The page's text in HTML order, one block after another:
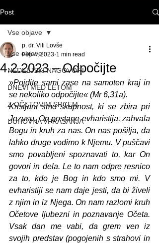
Post
Vse objave
NEDELJSKI NAGOVORI
DNEVI MED LETOM
Z OČETOVIM SRCEM
DUHOVNA VPRAŠANJA
Vse objave
4.2.2023 – Odpočijte
p. dr. Vili Lovše
Feb 4, 2023 1 min read
»Pojdite sami zase na samoten kraj in
se nekoliko odpočijte« (Mr 6,31a).
Kristjani smo skupnost, ki se zbira pri
Jezusu. On postane evharistija, zahvala
Bogu in kruh za nas. On nas pošilja, da
lahko druge vodimo k Njemu. V puščavi
smo povabljeni spoznavati to, kar On
govori in dela. Le to nam odpre resnico
za to, kdo je Bog in kdo smo mi. V
evharistiji se nam daje jesti, da bi živeli
z njim in iz Njega. On nam razlomi kruh
Očetove ljubezni in poznavanje Očeta.
Vsak dan me vabi, da grem ven iz
svojih predstav (pogojenih s strahovi in